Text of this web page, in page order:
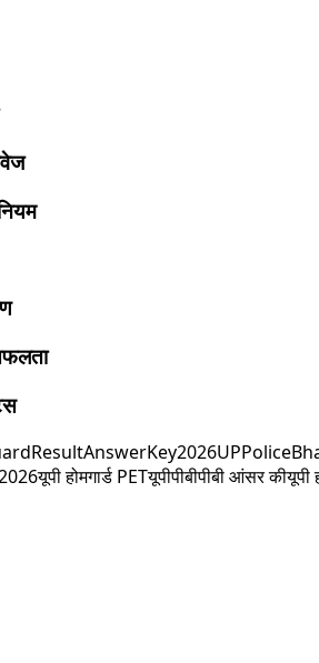
AnswerKey2026
2026यूपी होमगार्ड PETयूपीपीबीपीबी आंसर कीयूपी